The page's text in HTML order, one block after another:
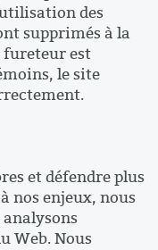
des
supprimés à la
est
le site
et défendre plus
nos enjeux, nous
Web. Nous